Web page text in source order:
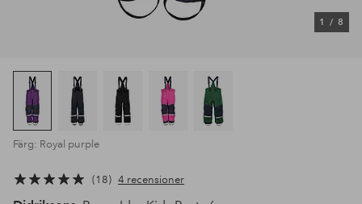
1 / 8
Färg: Royal purple
18 4 recensioner